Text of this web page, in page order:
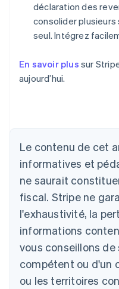
déclaration des
consolider
seul. Intégrez
En savoir plus sur
aujourd’hui.
Le contenu de cet
informatives et
ne saurait
fiscal. Stripe ne
l'exhaustivité, la
informations
vous conseillons
compétent ou d'un
ou les territoires
Allemagne
Deutsch
Australie
English
Autriche
Belgique
NederlandsFrançais
Brésil
PortuguêsEnglish
Bulgarie
English